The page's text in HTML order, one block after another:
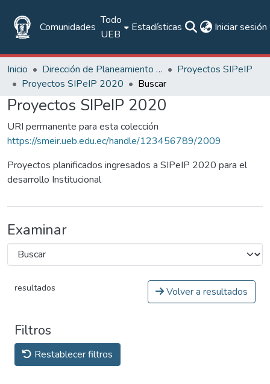
Comunidades
Todo
UEB
Estadísticas Iniciar sesión
Inicio Dirección de Planeamiento y Aseguramiento de la Calidad
Proyectos SIPeIP
Proyectos SIPeIP 2020
Buscar
Proyectos SIPeIP 2020
URI permanente para esta colección
https://smeir.ueb.edu.ec/handle/123456789/2009
Proyectos planificados ingresados a SIPeIP 2020 para el
desarrollo Institucional
Examinar
resultados Volver a resultados
Filtros
Restablecer filtros